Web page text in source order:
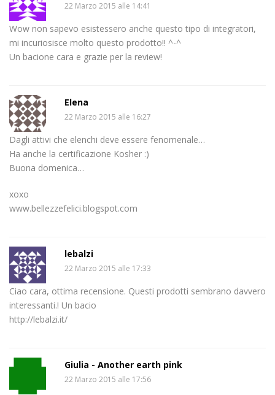
22 Marzo 2015 alle 14:41
Wow non sapevo esistessero anche questo tipo di integratori,
mi incuriosisce molto questo prodotto!! ^-^
Un bacione cara e grazie per la review!
Elena
22 Marzo 2015 alle 16:27
Dagli attivi che elenchi deve essere fenomenale…
Ha anche la certificazione Kosher :)
Buona domenica…
xoxo
www.bellezzefelici.blogspot.com
lebalzi
22 Marzo 2015 alle 17:33
Ciao cara, ottima recensione. Questi prodotti sembrano davvero
interessanti.! Un bacio
http://lebalzi.it/
Giulia - Another earth pink
22 Marzo 2015 alle 17:56